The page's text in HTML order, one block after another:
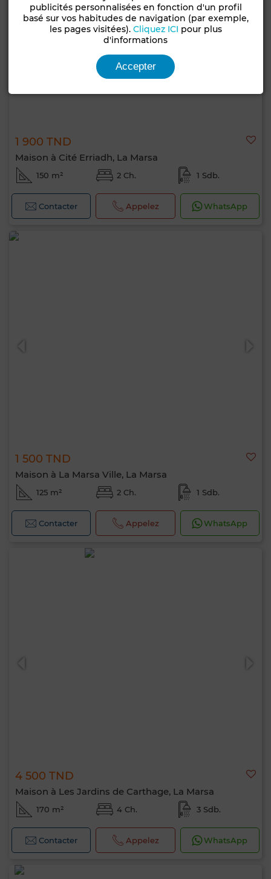
1 900 TND
Maison à Cité Erriadh, La Marsa
150 m² 2 Ch. 1 Sdb.
Contacter Appelez WhatsApp
1 500 TND
Maison à La Marsa Ville, La Marsa
125 m² 2 Ch. 1 Sdb.
Contacter Appelez WhatsApp
4 500 TND
Maison à Les Jardins de Carthage, La Marsa
170 m² 4 Ch. 3 Sdb.
Contacter Appelez WhatsApp
publicités personnalisées en fonction d'un profil
basé sur vos habitudes de navigation (par exemple,
les pages visitées). Cliquez ICI pour plus
d'informations
Accepter